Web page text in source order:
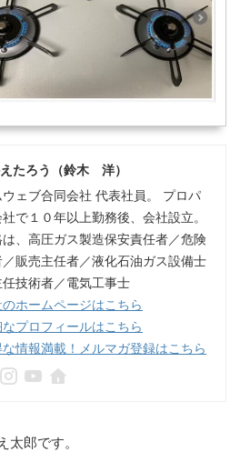
たろう（鈴木 洋）
ェブ合同会社 代表社員。 プロパ
で１０年以上勤務後、会社設立。
、高圧ガス製造保安責任者／危険
販売主任者／液化石油ガス設備士
任技術者／電気工事士
のホームページはこちら
なプロフィールはこちら
な情報満載！メルマガ登録はこちら
郎です。